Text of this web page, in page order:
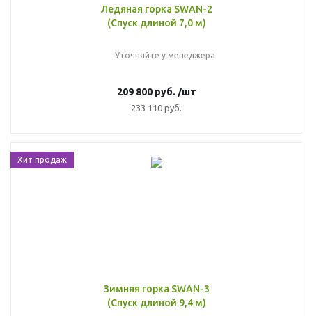
Ледяная горка SWAN-2
(Спуск длиной 7,0 м)
Уточняйте у менеджера
209 800руб. /шт
233 110руб.
Хит продаж
Зимняя горка SWAN-3
(Спуск длиной 9,4 м)